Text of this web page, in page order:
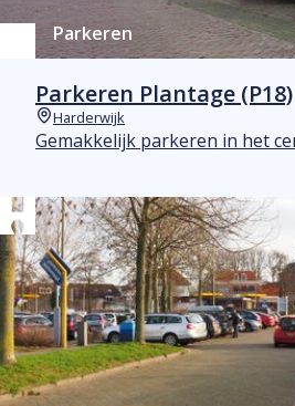
Parkeren
Parkeren Plantage (P18)
Plaats
Harderwijk
Gemakkelijk parkeren in het